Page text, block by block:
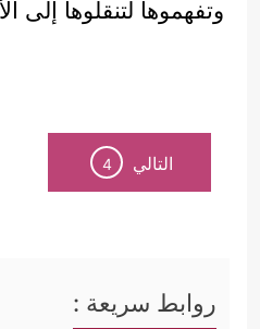
وتفهموها لتنقلوها إلى
التالي 4
روابط سريعة :